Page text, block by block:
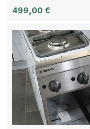
499,00 €